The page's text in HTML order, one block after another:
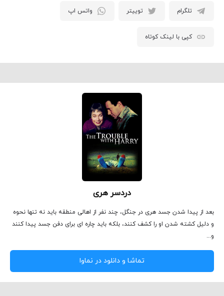
تلگرام توییتر واتس اپ
کپی با لینک کوتاه
دردسر هری
بعد از پیدا شدن جسد هری در جنگل، چند نفر از اهالی منطقه باید نه تنها نحوه
و دلیل کشته شدن او را کشف کنند، بلکه باید چاره ای برای دفن جسد پیدا کنند
و...
تماشا و دانلود در نماوا